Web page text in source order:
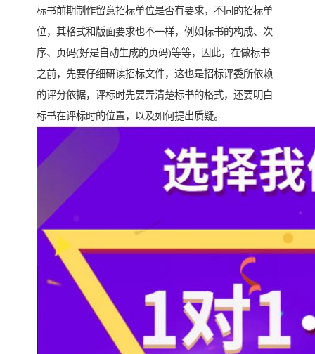
标书前期制作留意招标单位是否有要求，不同的招标单
位，其格式和版面要求也不一样，例如标书的构成、次
序、页码(好是自动生成的页码)等等，因此，在做标书
之前，先要仔细研读招标文件，这也是招标评委所依赖
的评分依据，评标时先要弄清楚标书的格式，还要明白
标书在评标时的位置，以及如何提出质疑。